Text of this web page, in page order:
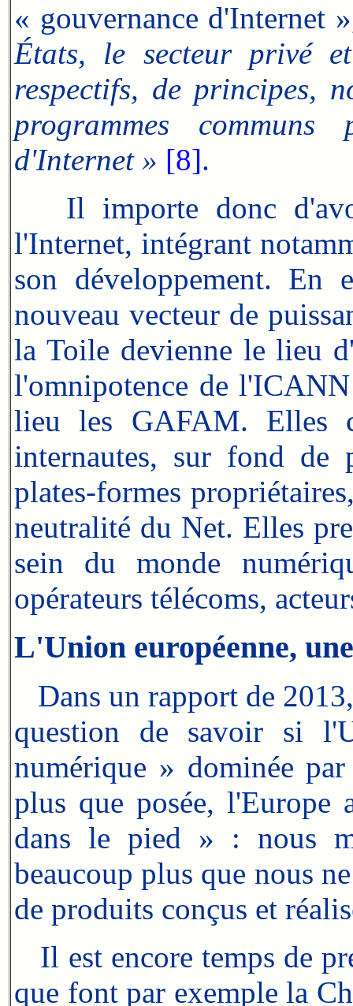
« gouvernance d'Internet
États, le secteur privé
respectifs, de principes,
programmes
d'Internet » [8].
Il importe donc
l'Internet, intégrant
son développement. En
nouveau vecteur de
la Toile devienne le lieu
l'omnipotence de l'ICANN
lieu les GAFAM. Elles
internautes, sur fond de
plates-formes
neutralité du Net. Elles
sein du monde
opérateurs télécoms,
L'Union européenne,
Dans un rapport de
question de savoir si
numérique » dominée
plus que posée, l'Europe
dans le pied » : nous
beaucoup plus que nous
de produits conçus et
Il est encore temps de
que font par exemple la